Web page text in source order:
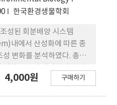
한국환경생물학회
성된 회분배양 시스템
내에서 산성화에 따른 종
변화를 분석하였다. 총세
pH가 낮아질수록 감소하였
4,000원 구매하기